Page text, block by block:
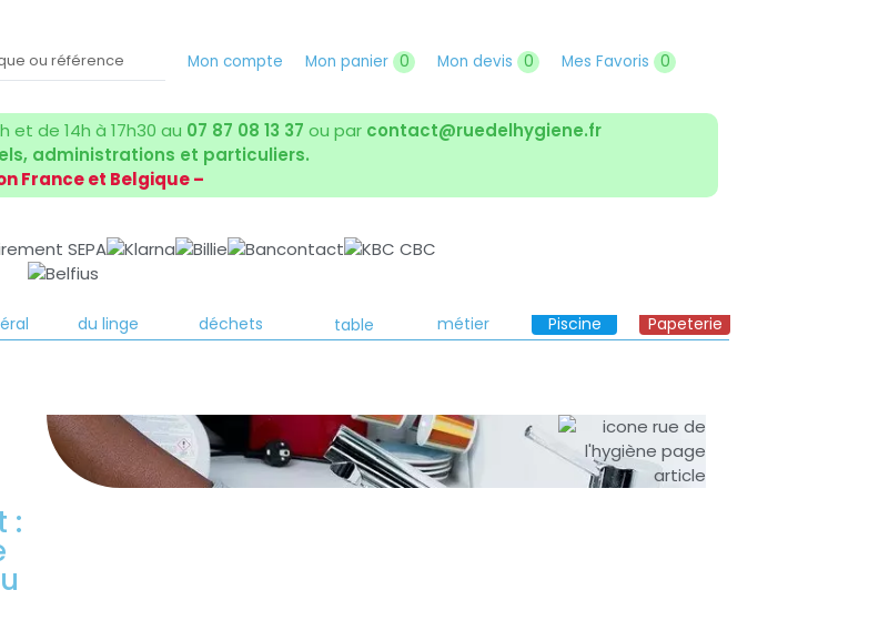
Mon compte Mon panier 0 Mon devis 0 Mes Favoris 0
et de 14h à 17h30 au 07 87 08 13 37 ou par contact@ruedelhygiene.fr
administrations et particuliers.
France et Belgique –
du linge
déchets
table
métier
Piscine
Papeterie
: